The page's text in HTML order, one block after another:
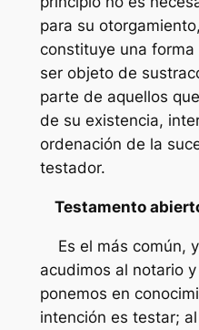
para su
constituye una
ser objeto de
parte de aquellos
de su existencia,
ordenación de la
testador.
Testamento
Es el más común,
acudimos al notario
ponemos en
intención es testar;